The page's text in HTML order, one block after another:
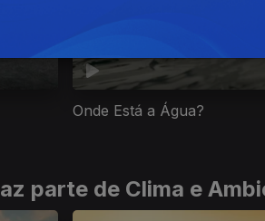
Onde Está a Água?
parte de Clima e